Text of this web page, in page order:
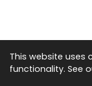
This website uses
functionality. See